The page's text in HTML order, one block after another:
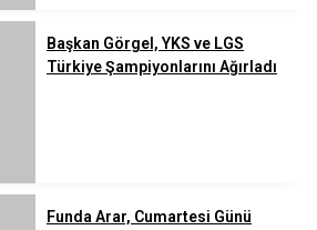
Başkan Görgel, YKS ve LGS
Türkiye Şampiyonlarını Ağırladı
Funda Arar, Cumartesi Günü